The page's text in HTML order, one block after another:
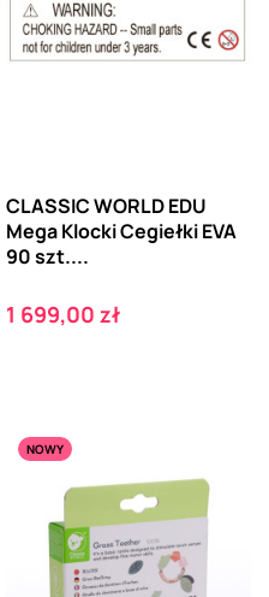
CLASSIC WORLD EDU
Mega Klocki Cegiełki EVA
90 szt....
Cena
1 699,00 zł
NOWY